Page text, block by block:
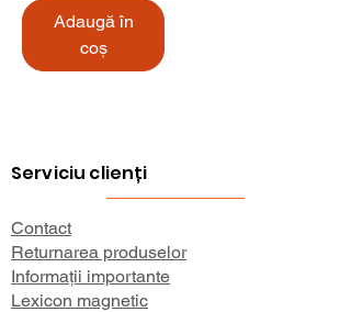
Adaugă în
coș
Serviciu clienți
Contact
Returnarea produselor
Informații importante
Lexicon magnetic